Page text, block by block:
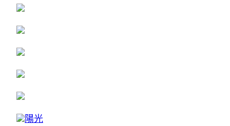
陽光